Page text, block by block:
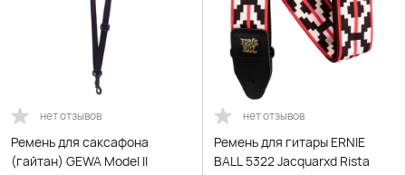
нет отзывов
Ремень для саксафона
(гайтан) GEWA Model II
нет отзывов
Ремень для гитары ERNIE
BALL 5322 Jacquarxd Rista